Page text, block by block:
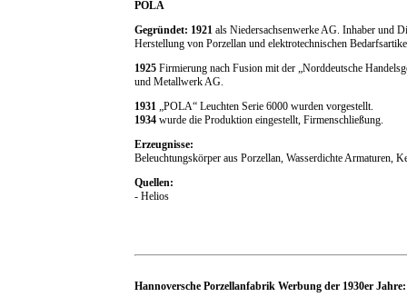
POLA
Gegründet: 1921 als Niedersachsenwerke AG. Inhaber und
Herstellung von Porzellan und elektrotechnischen
1925 Firmierung nach Fusion mit der „Norddeutsche
und Metallwerk AG.
1931 „POLA“ Leuchten Serie 6000 wurden vorgestellt.
1934 wurde die Produktion eingestellt, Firmenschließung.
Erzeugnisse:
Beleuchtungskörper aus Porzellan, Wasserdichte Armaturen,
Quellen:
- Helios
Hannoversche Porzellanfabrik Werbung der 1930er Jahre: